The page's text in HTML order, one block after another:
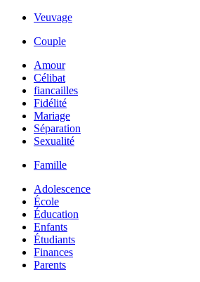
Veuvage
Couple
Amour
Célibat
fiancailles
Fidélité
Mariage
Séparation
Sexualité
Famille
Adolescence
École
Éducation
Enfants
Étudiants
Finances
Parents